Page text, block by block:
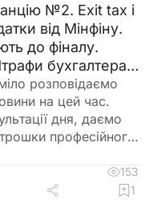
№2. Exit tax і
від Мінфіну.
до фіналу.
бухгалтерам
від 07.08.2026
розповідаємо
на цей час.
дня, даємо
професійного
153
1